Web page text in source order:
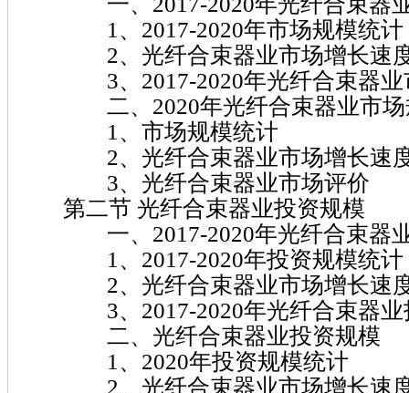
1、2017-2020年市场规模统计
2、光纤合束器业市场增长速
3、2017-2020年光纤合束器业
二、2020年光纤合束器业市场
1、市场规模统计
2、光纤合束器业市场增长速
3、光纤合束器业市场评价
第二节 光纤合束器业投资规模
一、2017-2020年光纤合束器业
1、2017-2020年投资规模统计
2、光纤合束器业市场增长速
3、2017-2020年光纤合束器业
二、光纤合束器业投资规模
1、2020年投资规模统计
2、光纤合束器业市场增长速